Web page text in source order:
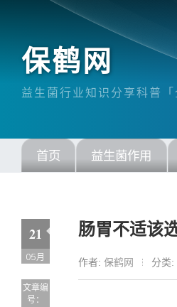
保鹤网
益生菌行业知识分享科普「
首页 益生菌作用
肠胃不适该
作者: 保鹤网 分类:
21
05月
文章编
号：